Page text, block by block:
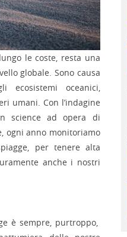
le coste, resta una
globale. Sono causa
ecosistemi oceanici,
umani. Con l’indagine
science ad opera di
ogni anno monitoriamo
per tenere alta
anche i nostri
è sempre, purtroppo,